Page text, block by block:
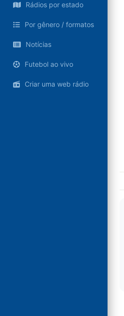
Rádios por estado
Por gênero / formatos
Notícias
Futebol ao vivo
Criar uma web rádio